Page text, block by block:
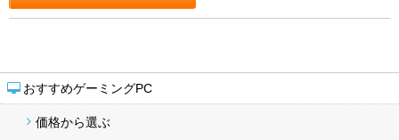
おすすめゲーミングPC
価格から選ぶ